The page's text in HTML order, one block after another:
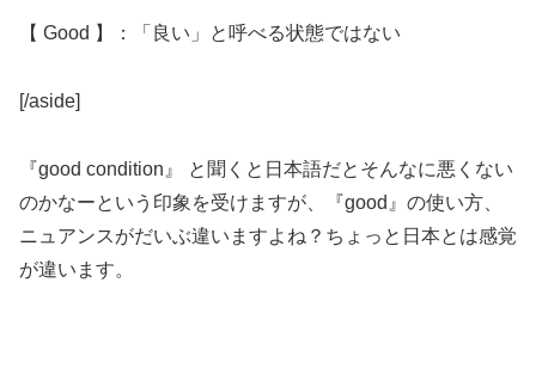
【 Good 】：「良い」と呼べる状態ではない
[/aside]
『good condition』 と聞くと日本語だとそんなに悪くない
のかなーという印象を受けますが、『good』の使い方、
ニュアンスがだいぶ違いますよね？ちょっと日本とは感覚
が違います。